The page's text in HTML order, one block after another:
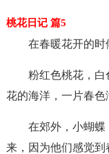
桃花日记 篇5
在春暖花开的时
粉红色桃花，白
花的海洋，一片春色
在郊外，小蝴蝶
来，因为他们感觉到